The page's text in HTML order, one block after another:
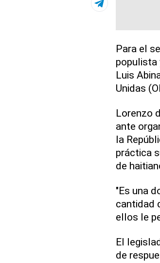
Para el
populista
Luis
Unidas
Lorenzo
ante
la
práctica
de
"Es una
cantidad
ellos le
El
de